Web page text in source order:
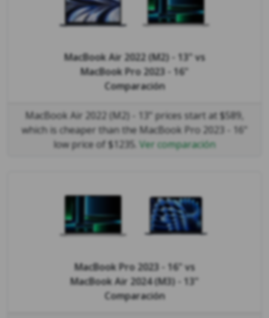
MacBook Air 2022 (M2) - 13" vs
MacBook Pro 2023 - 16"
Comparación
MacBook Air 2022 (M2) - 13" prices start at $589,
which is cheaper than the MacBook Pro 2023 - 16"
low price of $1235. Ver comparación
MacBook Pro 2023 - 16" vs
MacBook Air 2024 (M3) - 13"
Comparación